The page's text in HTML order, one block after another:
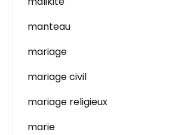
manteau
mariage
mariage civil
mariage religieux
marie